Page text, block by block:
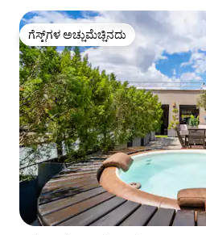
ಗೆಸ್ಟ್‌ಗಳ ಅಚ್ಚುಮೆಚ್ಚಿನದು
ಗೆಸ್ಟ್‌ಗಳ ಅಚ್ಚುಮೆಚ್ಚಿನದು